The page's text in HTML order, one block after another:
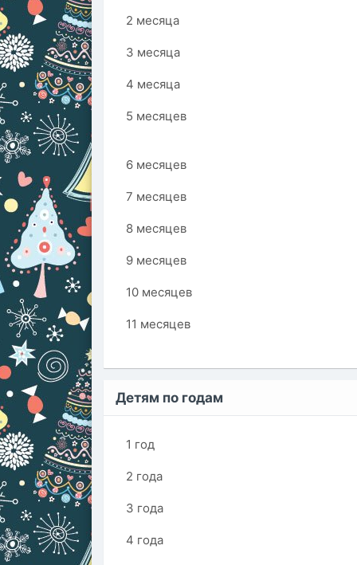
2 месяца
3 месяца
4 месяца
5 месяцев
6 месяцев
7 месяцев
8 месяцев
9 месяцев
10 месяцев
11 месяцев
Детям по годам
1 год
2 года
3 года
4 года